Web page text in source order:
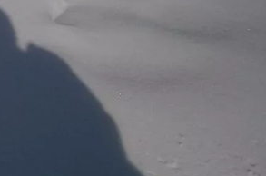
so